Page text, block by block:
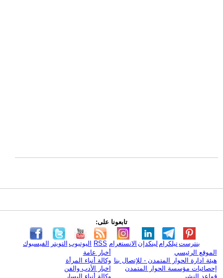
تابعونا على:
الفيسبوك التويتر اليوتيوب RSS الانستغرام لينكدإن تيلكرامبنترست
الموقع الرئيسي
هيئة ادارة الحوار المتمدن - للإتصال بنا
إحصائيات مؤسسة الحوار المتمدن
قواعد النشر
أخبار عامة
وكالة أنباء المرأة
اخبار الأدب والفن
وكالة أنباء اليسار